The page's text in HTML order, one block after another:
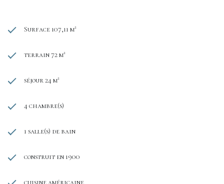
Surface 107,11 m²
terrain 72 m²
séjour 24 m²
4 chambre(s)
1 salle(s) de bain
construit en 1900
cuisine américaine